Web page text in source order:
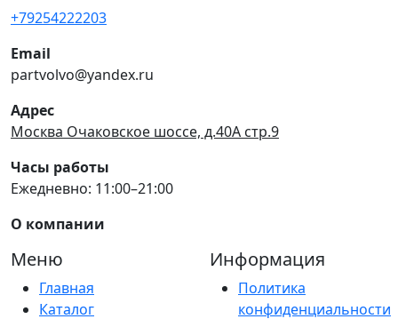
+79254222203
Email
partvolvo@yandex.ru
Адрес
Москва Очаковское шоссе, д.40А стр.9
Часы работы
Ежедневно: 11:00–21:00
О компании
Меню
Главная
Каталог
Информация
Политика
конфиденциальности